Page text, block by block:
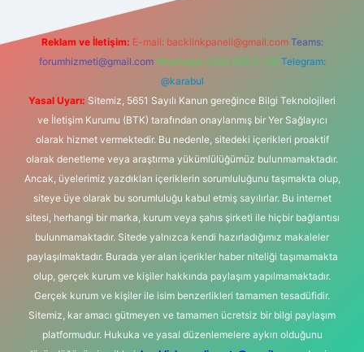
Reklam ve İletişim: E-mail: backlinkpaneli@gmail.com Teams:
forumhizmeti@gmail.com Whatsapp: 0262 606 0 726 Telegram:
@karabul
Yasal Uyarı: Sitemiz, 5651 Sayılı Kanun gereğince Bilgi Teknolojileri
ve İletişim Kurumu (BTK) tarafından onaylanmış bir Yer Sağlayıcı
olarak hizmet vermektedir. Bu nedenle, sitedeki içerikleri proaktif
olarak denetleme veya araştırma yükümlülüğümüz bulunmamaktadır.
Ancak, üyelerimiz yazdıkları içeriklerin sorumluluğunu taşımakta olup,
siteye üye olarak bu sorumluluğu kabul etmiş sayılırlar. Bu internet
sitesi, herhangi bir marka, kurum veya şahıs şirketi ile hiçbir bağlantısı
bulunmamaktadır. Sitede yalnızca kendi hazırladığımız makaleler
paylaşılmaktadır. Burada yer alan içerikler haber niteliği taşımamakta
olup, gerçek kurum ve kişiler hakkında paylaşım yapılmamaktadır.
Gerçek kurum ve kişiler ile isim benzerlikleri tamamen tesadüfidir.
Sitemiz, kar amacı gütmeyen ve tamamen ücretsiz bir bilgi paylaşım
platformudur. Hukuka ve yasal düzenlemelere aykırı olduğunu